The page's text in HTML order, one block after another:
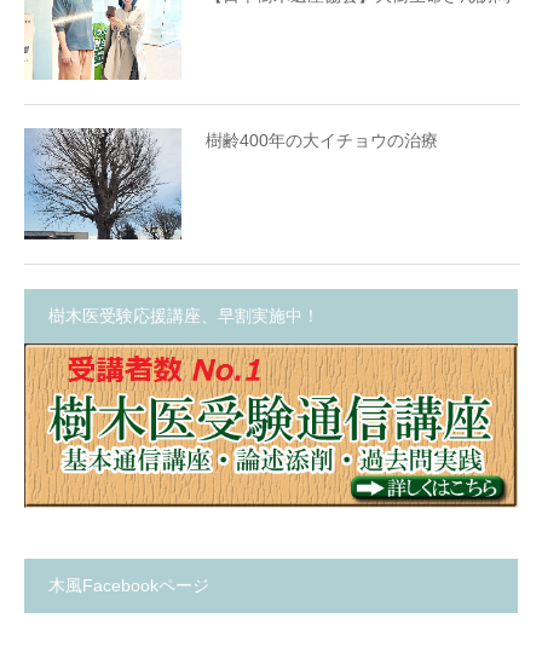
樹齢400年の大イチョウの治療
樹木医受験応援講座、早割実施中！
木風Facebookページ